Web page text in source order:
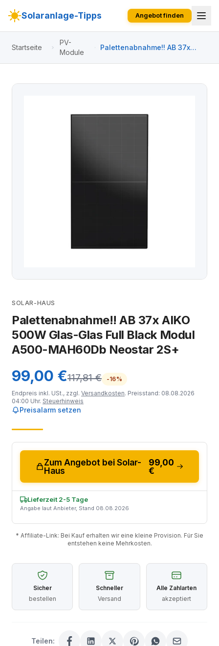
Solaranlage-Tipps Angebot finden
Startseite
PV-
Module
Palettenabnahme!! AB 37x
SOLAR-HAUS
Palettenabnahme!! AB 37x AIKO
500W Glas-Glas Full Black Modul
A500-MAH60Db Neostar 2S+
99,00 €117,81 €
-16%
Endpreis inkl. USt., zzgl. Versandkosten. Preisstand: 08.08.2026
04:00 Uhr. Steuerhinweis
Preisalarm setzen
Zum Angebot bei Solar-
Haus
99,00
€
Lieferzeit 2-5 Tage
Angabe laut Anbieter, Stand 08.08.2026
* Affiliate-Link: Bei Kauf erhalten wir eine kleine Provision. Für Sie
entstehen keine Mehrkosten.
Sicher
bestellen
Schneller
Versand
Alle Zahlarten
akzeptiert
Teilen: